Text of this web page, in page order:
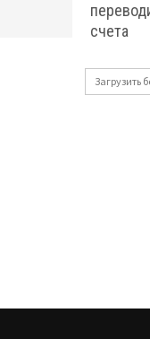
счета
Загрузить